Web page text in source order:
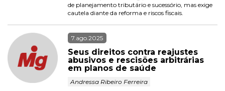
de planejamento tributário e sucessório, mas exige
cautela diante da reforma e riscos fiscais.
7.ago.2025
Seus direitos contra reajustes
abusivos e rescisões arbitrárias
em planos de saúde
Andressa Ribeiro Ferreira